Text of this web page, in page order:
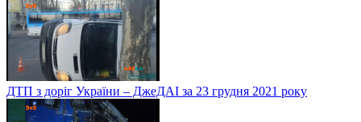
ДТП з доріг України – ДжеДАІ за 23 грудня 2021 року